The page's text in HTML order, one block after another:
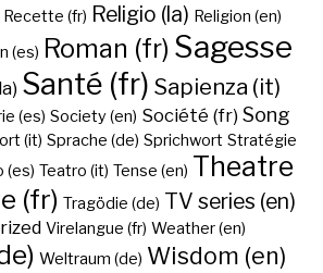
Recette (fr) Religio (la) Religion (en)
(es) Roman (fr) Sagesse
Santé (fr) Sapienza (it)
(es) Society (en) Société (fr) Song
(it) Sprache (de) Sprichwort Stratégie
(es) Teatro (it) Tense (en) Theatre
(fr) Tragödie (de) TV series (en)
Virelangue (fr) Weather (en)
Weltraum (de) Wisdom (en)